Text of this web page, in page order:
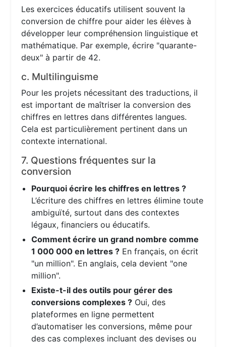
Les exercices éducatifs utilisent souvent la
conversion de chiffre pour aider les élèves à
développer leur compréhension linguistique et
mathématique. Par exemple, écrire "quarante-
deux" à partir de 42.
c. Multilinguisme
Pour les projets nécessitant des traductions, il
est important de maîtriser la conversion des
chiffres en lettres dans différentes langues.
Cela est particulièrement pertinent dans un
contexte international.
7. Questions fréquentes sur la
conversion
Pourquoi écrire les chiffres en lettres ?
L’écriture des chiffres en lettres élimine toute
ambiguïté, surtout dans des contextes
légaux, financiers ou éducatifs.
Comment écrire un grand nombre comme
1 000 000 en lettres ? En français, on écrit
"un million". En anglais, cela devient "one
million".
Existe-t-il des outils pour gérer des
conversions complexes ? Oui, des
plateformes en ligne permettent
d’automatiser les conversions, même pour
des cas complexes incluant des devises ou